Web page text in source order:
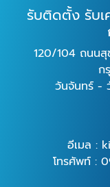
รับติดตั้ง รับเ
120/104 ถนนสุ
ก
วันจันทร์ -
อีเมล :
โทรศัพท์ :